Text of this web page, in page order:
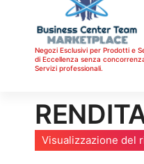
Negozi Esclusivi per Prodotti e
di Eccellenza senza
Servizi professionali.
Visualizzazione del